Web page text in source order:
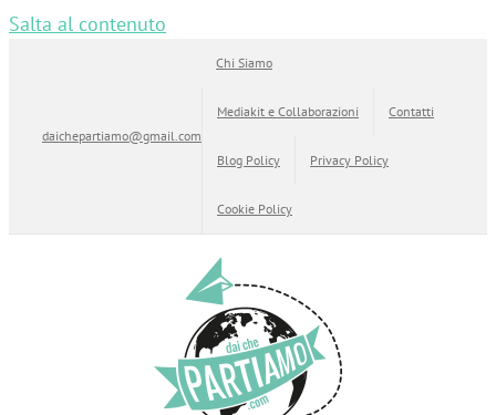
Salta al contenuto
daichepartiamo@gmail.com
Chi Siamo
Mediakit e Collaborazioni Contatti
Blog Policy Privacy Policy
Cookie Policy